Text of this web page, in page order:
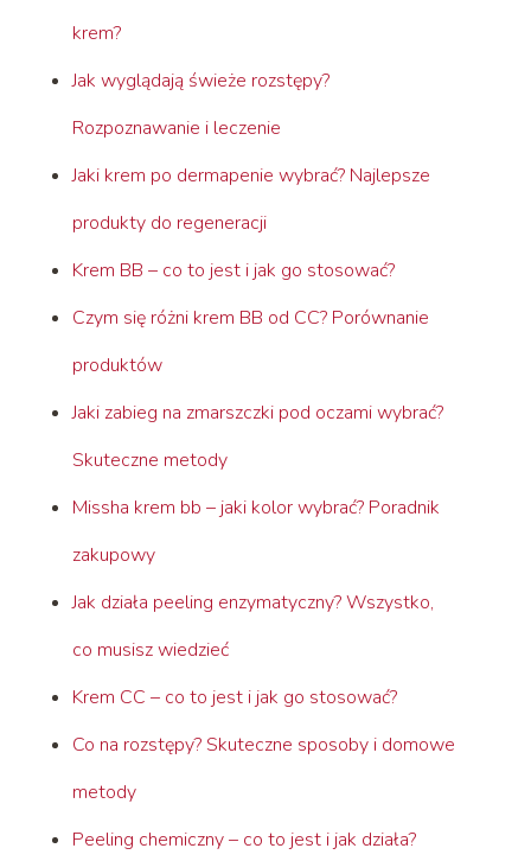
krem?
Jak wyglądają świeże rozstępy?
Rozpoznawanie i leczenie
Jaki krem po dermapenie wybrać? Najlepsze
produkty do regeneracji
Krem BB – co to jest i jak go stosować?
Czym się różni krem BB od CC? Porównanie
produktów
Jaki zabieg na zmarszczki pod oczami wybrać?
Skuteczne metody
Missha krem bb – jaki kolor wybrać? Poradnik
zakupowy
Jak działa peeling enzymatyczny? Wszystko,
co musisz wiedzieć
Krem CC – co to jest i jak go stosować?
Co na rozstępy? Skuteczne sposoby i domowe
metody
Peeling chemiczny – co to jest i jak działa?